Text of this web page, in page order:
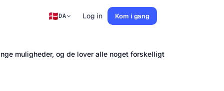
DA Log in Kom i gang
muligheder, og de lover alle noget forskelligt